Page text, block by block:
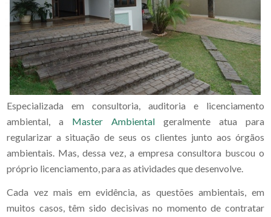
Especializada em consultoria, auditoria e licenciamento
ambiental, a Master Ambiental geralmente atua para
regularizar a situação de seus os clientes junto aos órgãos
ambientais. Mas, dessa vez, a empresa consultora buscou o
próprio licenciamento, para as atividades que desenvolve.
Cada vez mais em evidência, as questões ambientais, em
muitos casos, têm sido decisivas no momento de contratar